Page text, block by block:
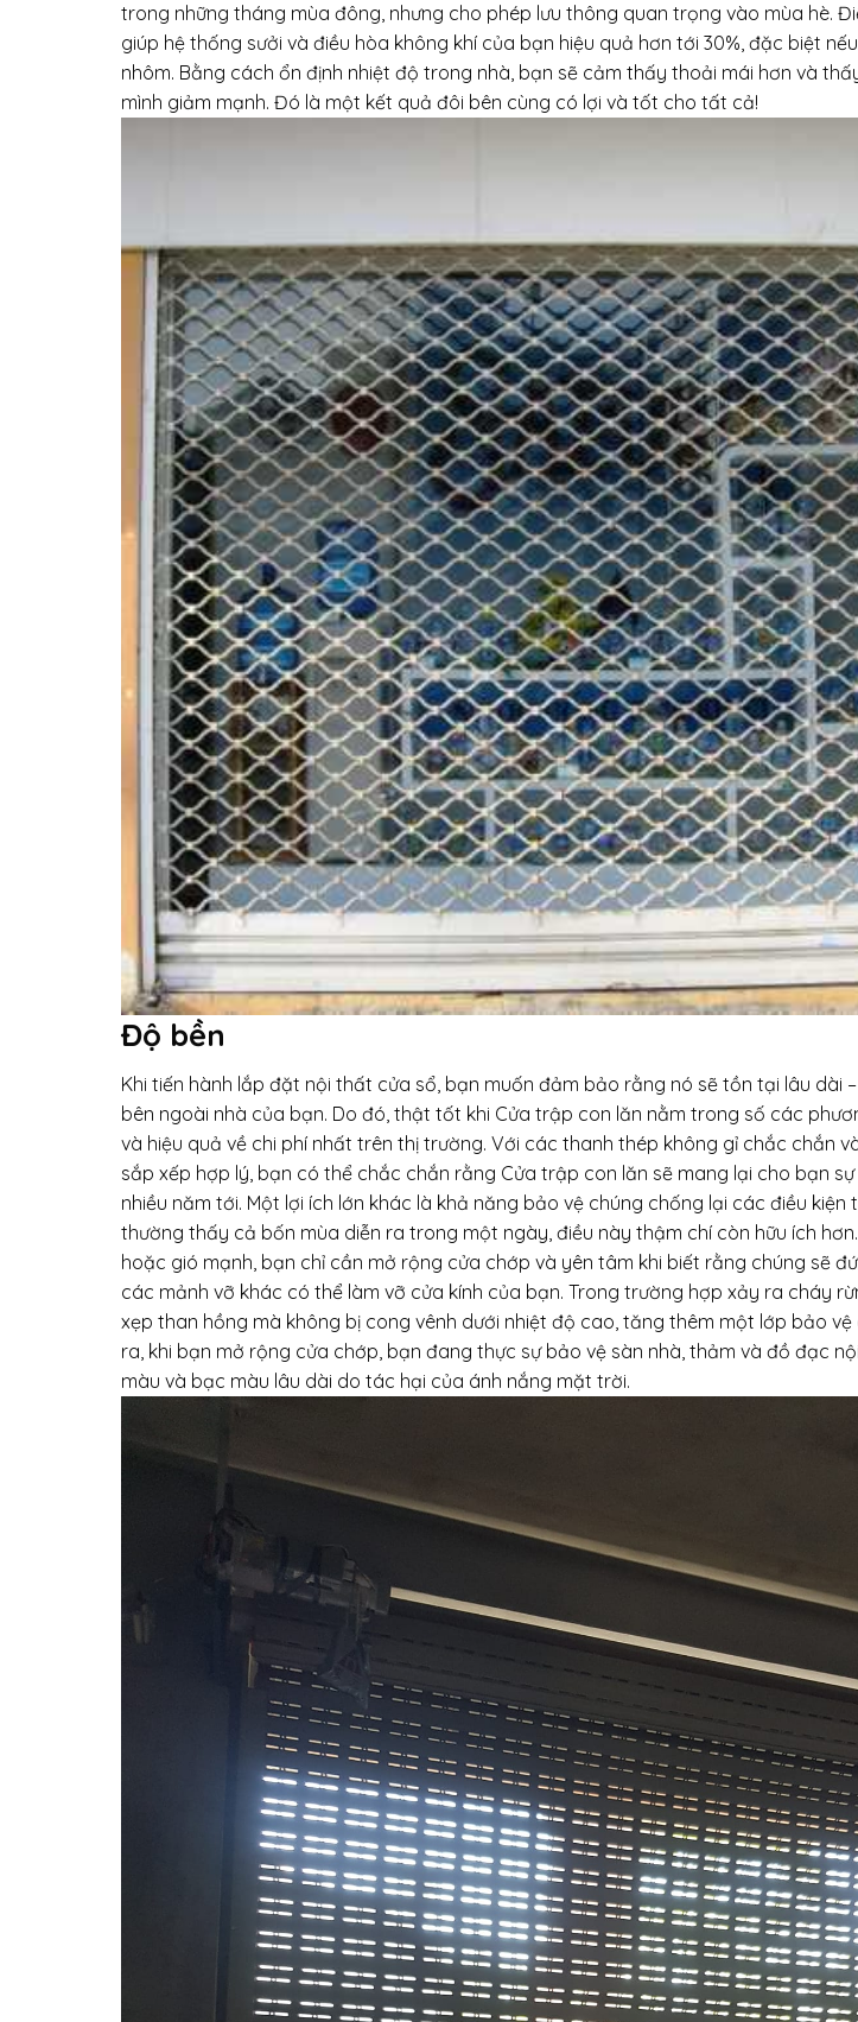
trong những tháng mùa đông, nhưng cho phép lưu thông quan trọng vào mùa hè.
giúp hệ thống sưởi và điều hòa không khí của bạn hiệu quả hơn tới 30%, đặc biệt
nhôm. Bằng cách ổn định nhiệt độ trong nhà, bạn sẽ cảm thấy thoải mái hơn và
mình giảm mạnh. Đó là một kết quả đôi bên cùng có lợi và tốt cho tất cả!
Độ bền
Khi tiến hành lắp đặt nội thất cửa sổ, bạn muốn đảm bảo rằng nó sẽ tồn tại lâu dài
bên ngoài nhà của bạn. Do đó, thật tốt khi Cửa trập con lăn nằm trong số các
và hiệu quả về chi phí nhất trên thị trường. Với các thanh thép không gỉ chắc chắn
sắp xếp hợp lý, bạn có thể chắc chắn rằng Cửa trập con lăn sẽ mang lại cho bạn
nhiều năm tới. Một lợi ích lớn khác là khả năng bảo vệ chúng chống lại các điều kiện
thường thấy cả bốn mùa diễn ra trong một ngày, điều này thậm chí còn hữu ích
hoặc gió mạnh, bạn chỉ cần mở rộng cửa chớp và yên tâm khi biết rằng chúng sẽ
các mảnh vỡ khác có thể làm vỡ cửa kính của bạn. Trong trường hợp xảy ra cháy
xẹp than hồng mà không bị cong vênh dưới nhiệt độ cao, tăng thêm một lớp bảo
ra, khi bạn mở rộng cửa chớp, bạn đang thực sự bảo vệ sàn nhà, thảm và đồ đạc
màu và bạc màu lâu dài do tác hại của ánh nắng mặt trời.